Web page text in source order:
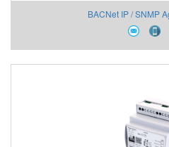
BACNet IP / SNMP